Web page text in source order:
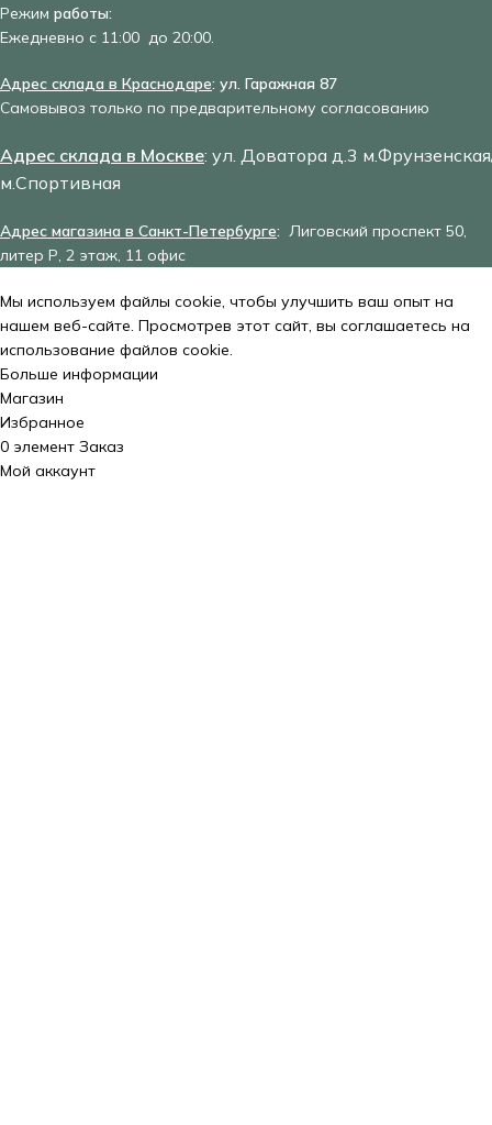
Режим работы:
Ежедневно с 11:00 до 20:00.
Адрес склада в Краснодаре: ул. Гаражная 87
Самовывоз только по предварительному согласованию
Адрес склада в Москве: ул. Доватора д.3
м.Спортивная
Адрес магазина в Санкт-Петербурге: Лиговский проспект 50,
литер Р, 2 этаж, 11 офис
Мы используем файлы cookie, чтобы улучшить ваш опыт на
нашем веб-сайте. Просмотрев этот сайт, вы соглашаетесь на
использование файлов cookie.
Больше информации
Магазин
Избранное
0 элемент Заказ
Мой аккаунт